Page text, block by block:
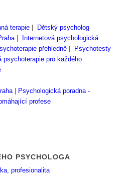
terapie|
Dětský psycholog
|
Internetová psychologická
přehledně|
Psychotesty
psychoterapie pro každého
|
Psychologická poradna -
profese
PSYCHOLOGA